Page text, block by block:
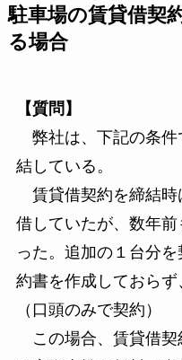
駐車場の賃貸借契
る場合
【質問】
弊社は、下記の条件
結している。
賃貸借契約を締結時
借していたが、数年
った。追加の１台分
約書を作成しておらず
（口頭のみで契約）
この場合、賃貸借契